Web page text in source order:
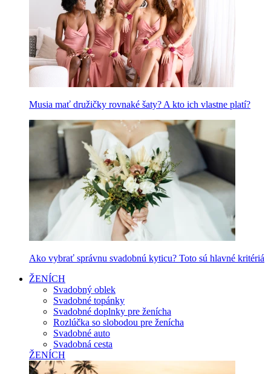
Musia mať družičky rovnaké šaty? A kto ich vlastne platí?
Ako vybrať správnu svadobnú kyticu? Toto sú hlavné kritériá
ŽENÍCH
Svadobný oblek
Svadobné topánky
Svadobné doplnky pre ženícha
Rozlúčka so slobodou pre ženícha
Svadobné auto
Svadobná cesta
ŽENÍCH